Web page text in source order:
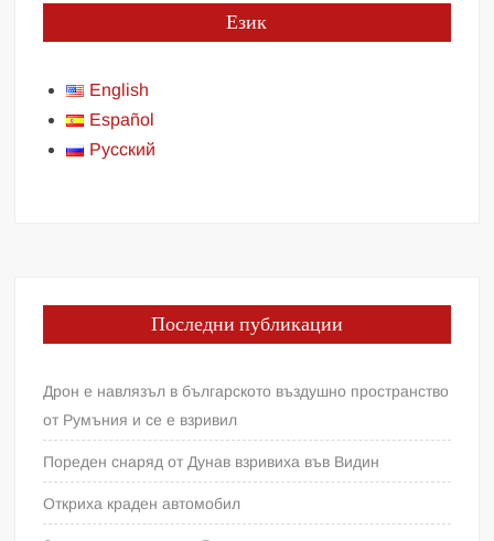
Език
English
Español
Русский
Последни публикации
Дрон е навлязъл в българското въздушно пространство
от Румъния и се е взривил
Пореден снаряд от Дунав взривиха във Видин
Откриха краден автомобил